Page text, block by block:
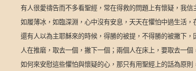
有人很愛禱告而不多看聖經，常在得救的問題上有懷疑，我
如履薄冰，如臨深淵，心中沒有安息，天天在懼怕中過生活，
還有人以為主耶穌來的時候，得勝的被提，不得勝的被撇下
人在推磨，取去一個，撇下一個；兩個人在床上，要取去一個
如何來安慰這些懼怕與懷疑的心，那只有用聖經上的話為原